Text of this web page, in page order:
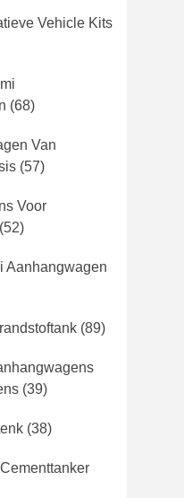
Vehicle Kits
(68)
Van
(57)
Voor
(52)
Aanhangwagen
(89)
(39)
(38)